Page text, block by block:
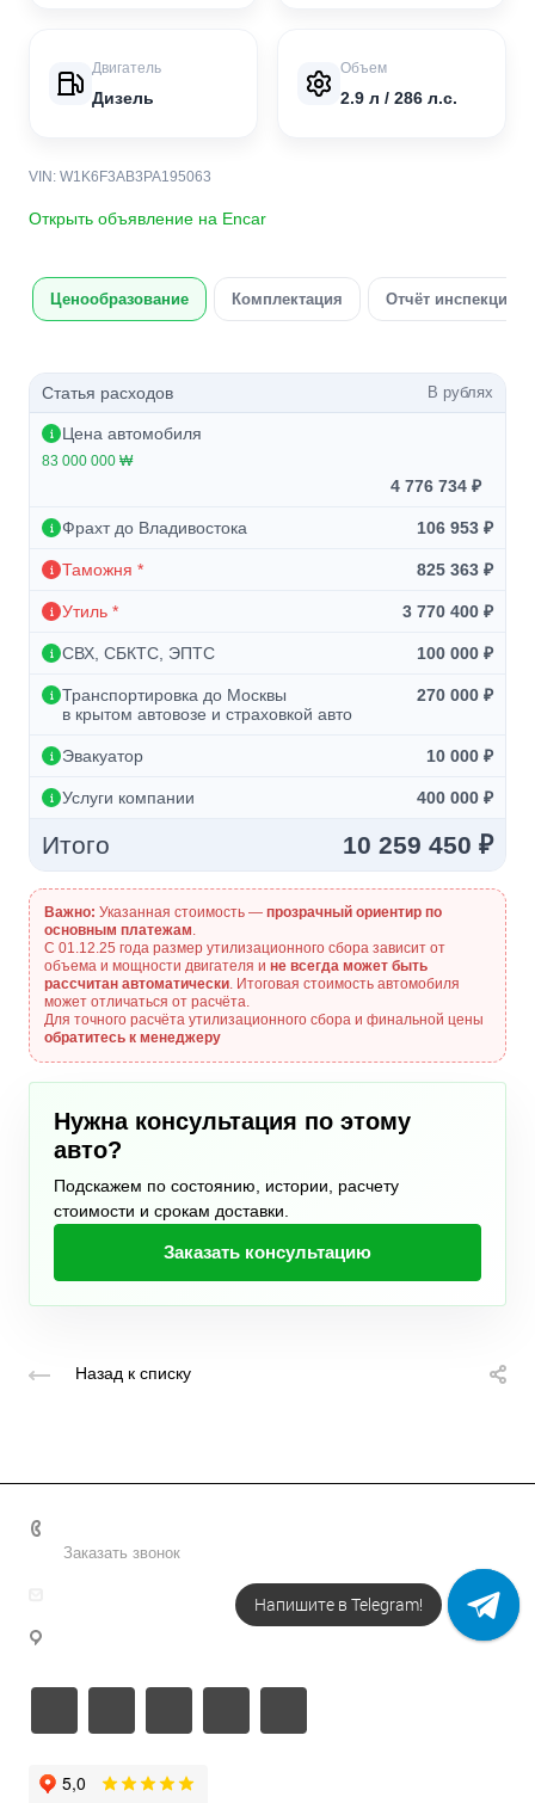
Двигатель
Дизель
Объем
2.9 л / 286 л.с.
VIN: W1K6F3AB3PA195063
Открыть объявление на Encar
Ценообразование Комплектация Отчёт инспекции
Статья расходов В рублях
Цена автомобиля
83 000 000 ₩
4 776 734 ₽
Фрахт до Владивостока 106 953 ₽
Таможня * 825 363 ₽
Утиль * 3 770 400 ₽
СВХ, СБКТС, ЭПТС 100 000 ₽
Транспортировка до Москвы
в крытом автовозе и страховкой авто
270 000 ₽
Эвакуатор 10 000 ₽
Услуги компании 400 000 ₽
Итого 10 259 450 ₽
Важно: Указанная стоимость — прозрачный ориентир по
основным платежам.
С 01.12.25 года размер утилизационного сбора зависит от
объема и мощности двигателя и не всегда может быть
рассчитан автоматически. Итоговая стоимость автомобиля
может отличаться от расчёта.
Для точного расчёта утилизационного сбора и финальной цены
обратитесь к менеджеру
Нужна консультация по этому
авто?
Подскажем по состоянию, истории, расчету
стоимости и срокам доставки.
Заказать консультацию
Назад к списку
Заказать звонок
info@metodsmirnova.ru Напишите в Telegram!